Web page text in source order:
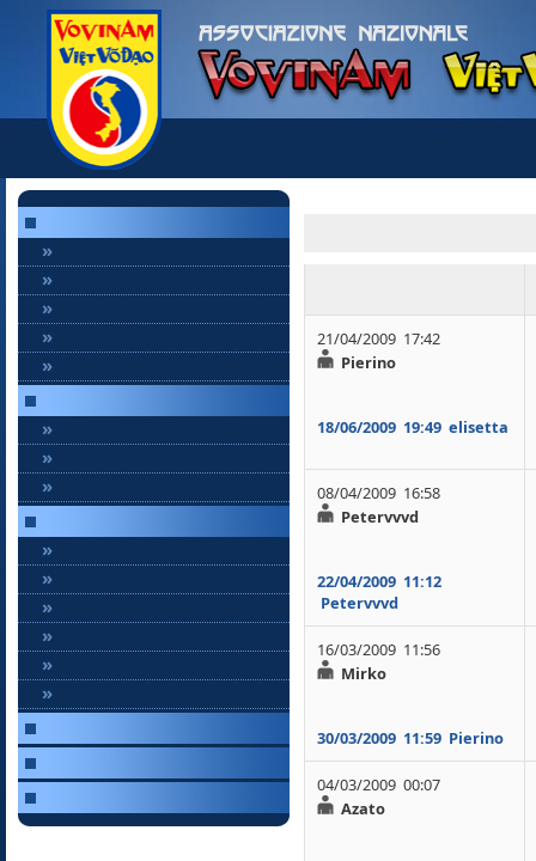
»
»
»
»
»
»
»
»
»
»
»
»
»
»
21/04/2009 17:42
Pierino
18/06/2009 19:49 elisetta
08/04/2009 16:58
Petervvvd
22/04/2009 11:12
Petervvvd
16/03/2009 11:56
Mirko
30/03/2009 11:59 Pierino
04/03/2009 00:07
Azato